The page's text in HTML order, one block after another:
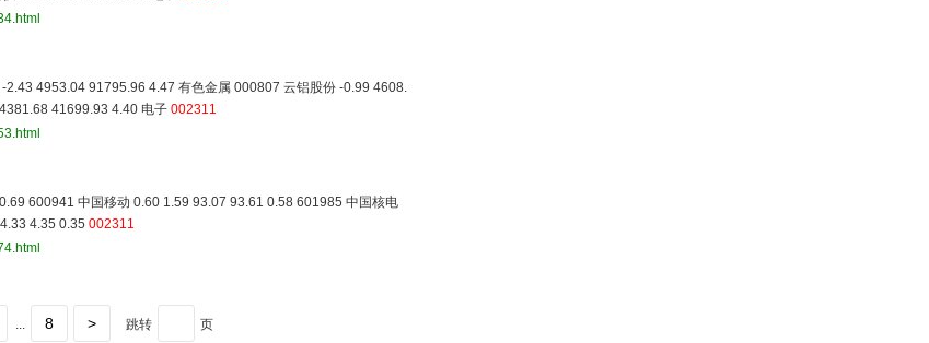
2.43 4953.04 91795.96 4.47 有色金属 000807 云铝股份 -0.99 4608.
41699.93 4.40 电子 002311
600941 中国移动 0.60 1.59 93.07 93.61 0.58 601985 中国核电
4.35 0.35 002311
... 8 > 跳转 页